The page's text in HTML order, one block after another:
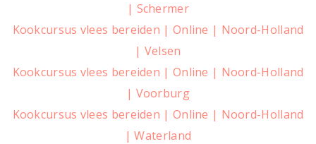
| Schermer
Kookcursus vlees bereiden | Online | Noord-Holland
| Velsen
Kookcursus vlees bereiden | Online | Noord-Holland
| Voorburg
Kookcursus vlees bereiden | Online | Noord-Holland
| Waterland